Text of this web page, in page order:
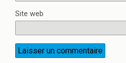
Site web